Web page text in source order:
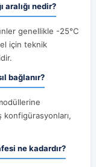
aralığı nedir?
genellikle -25°C
için teknik
bağlanır?
konfigürasyonları,
ne kadardır?